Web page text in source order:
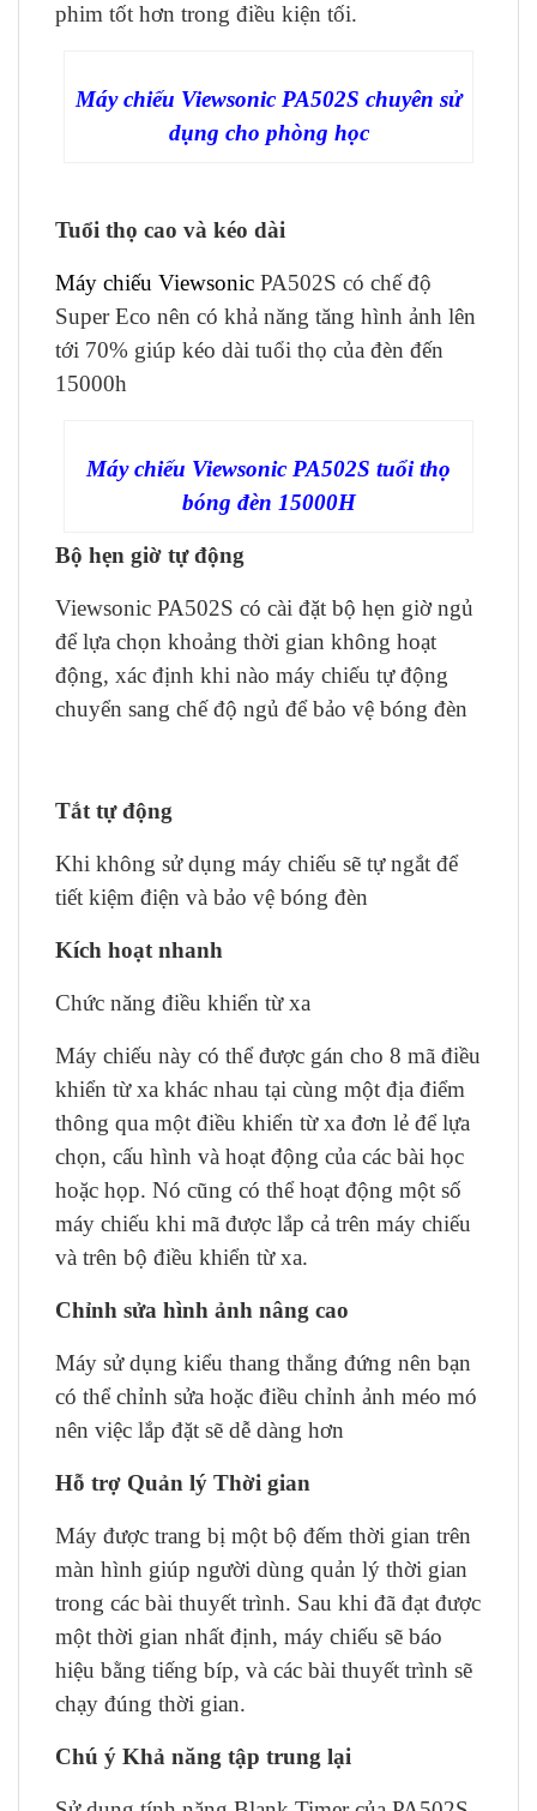
phim tốt hơn trong điều kiện tối.
Máy chiếu Viewsonic PA502S chuyên sử
dụng cho phòng học
Tuổi thọ cao và kéo dài
Máy chiếu Viewsonic PA502S có chế độ
Super Eco nên có khả năng tăng hình ảnh lên
tới 70% giúp kéo dài tuổi thọ của đèn đến
15000h
Máy chiếu Viewsonic PA502S tuổi thọ
bóng đèn 15000H
Bộ hẹn giờ tự động
Viewsonic PA502S có cài đặt bộ hẹn giờ ngủ
để lựa chọn khoảng thời gian không hoạt
động, xác định khi nào máy chiếu tự động
chuyển sang chế độ ngủ để bảo vệ bóng đèn
Tắt tự động
Khi không sử dụng máy chiếu sẽ tự ngắt để
tiết kiệm điện và bảo vệ bóng đèn
Kích hoạt nhanh
Chức năng điều khiển từ xa
Máy chiếu này có thể được gán cho 8 mã điều
khiển từ xa khác nhau tại cùng một địa điểm
thông qua một điều khiển từ xa đơn lẻ để lựa
chọn, cấu hình và hoạt động của các bài học
hoặc họp. Nó cũng có thể hoạt động một số
máy chiếu khi mã được lắp cả trên máy chiếu
và trên bộ điều khiển từ xa.
Chỉnh sửa hình ảnh nâng cao
Máy sử dụng kiểu thang thẳng đứng nên bạn
có thể chỉnh sửa hoặc điều chỉnh ảnh méo mó
nên việc lắp đặt sẽ dễ dàng hơn
Hỗ trợ Quản lý Thời gian
Máy được trang bị một bộ đếm thời gian trên
màn hình giúp người dùng quản lý thời gian
trong các bài thuyết trình. Sau khi đã đạt được
một thời gian nhất định, máy chiếu sẽ báo
hiệu bằng tiếng bíp, và các bài thuyết trình sẽ
chạy đúng thời gian.
Chú ý Khả năng tập trung lại